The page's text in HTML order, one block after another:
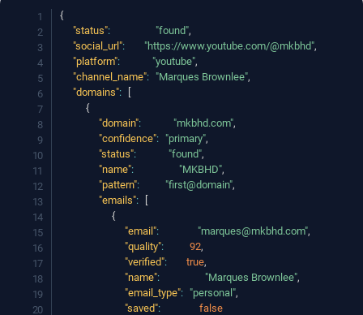
{
"status": "found",
"social_url": "https://www.youtube.com/@mkbhd",
"platform": "youtube",
"channel_name": "Marques Brownlee",
"domains":
{
"domain": "mkbhd.com",
"confidence": "primary",
"status": "found",
"name": "MKBHD",
"pattern": "first@domain",
"emails":
{
"email": "marques@mkbhd.com",
"quality": 92,
"verified": true,
"name": "Marques Brownlee",
"email_type": "personal",
"saved":
false